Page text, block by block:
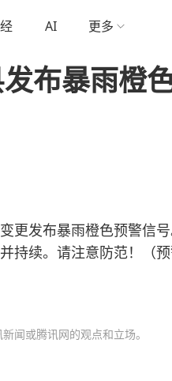
AI 更多
布暴雨橙
更发布暴雨橙色预警信
持续。请注意防范！（
闻或腾讯网的观点和立场。